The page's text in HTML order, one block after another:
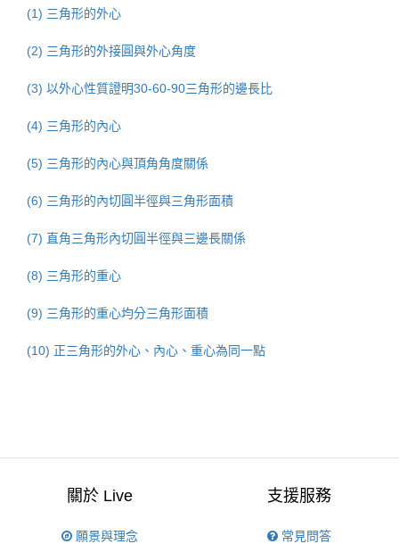
(1) 三角形的外心
(2) 三角形的外接圓與外心角度
(3) 以外心性質證明30-60-90三角形的邊長比
(4) 三角形的內心
(5) 三角形的內心與頂角角度關係
(6) 三角形的內切圓半徑與三角形面積
(7) 直角三角形內切圓半徑與三邊長關係
(8) 三角形的重心
(9) 三角形的重心均分三角形面積
(10) 正三角形的外心、內心、重心為同一點
關於 Live
願景與理念
支援服務
常見問答